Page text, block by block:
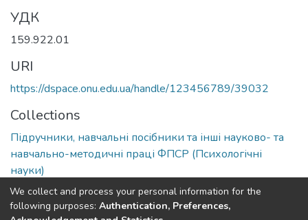
УДК
159.922.01
URI
https://dspace.onu.edu.ua/handle/123456789/39032
Collections
Підручники, навчальні посібники та інші науково- та
навчально-методичні праці ФПСР (Психологічні
науки)
Full item page
We collect and process your personal information for the
following purposes: Authentication, Preferences,